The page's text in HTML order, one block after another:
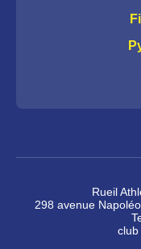
Rueil
298 avenue